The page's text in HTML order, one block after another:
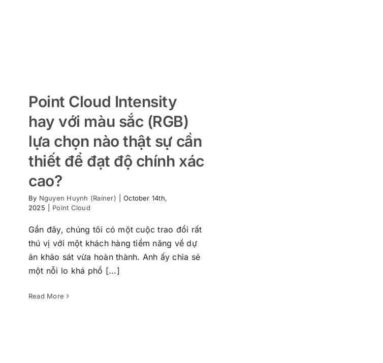
Point Cloud Intensity
hay với màu sắc (RGB)
lựa chọn nào thật sự cần
thiết để đạt độ chính xác
cao?
By Nguyen Huynh (Rainer)
October 14th,
2025
Point Cloud
Gần đây, chúng tôi có một cuộc trao đổi rất
thú vị với một khách hàng tiềm năng về dự
án khảo sát vừa hoàn thành. Anh ấy chia sẻ
một nỗi lo khá phổ [...]
Read More
Tìm Hiểu Dữ Liệu Point Cloud: Định
Dạng, Vai Trò và Ứng Dụng Trong Công
Nghệ 3D